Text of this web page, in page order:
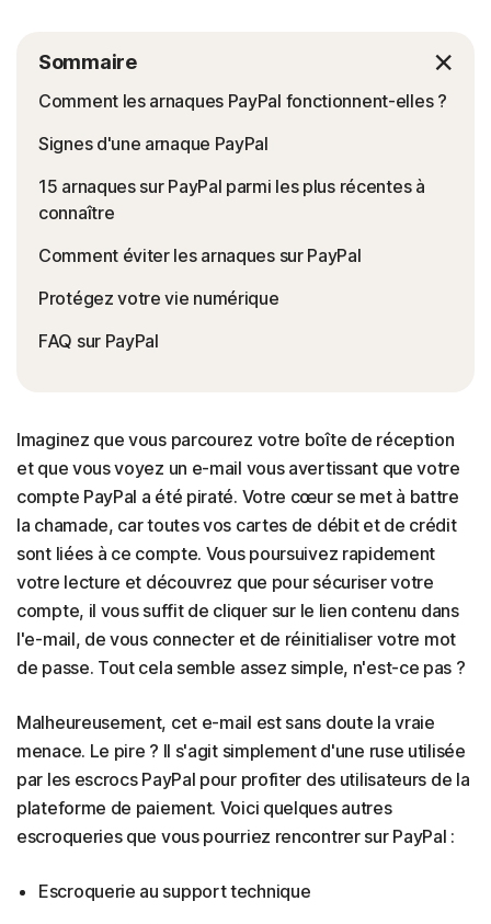
Sommaire
Comment les arnaques PayPal fonctionnent-elles ?
Signes d'une arnaque PayPal
15 arnaques sur PayPal parmi les plus récentes à
connaître
Comment éviter les arnaques sur PayPal
Protégez votre vie numérique
FAQ sur PayPal
Imaginez que vous parcourez votre boîte de réception
et que vous voyez un e-mail vous avertissant que votre
compte PayPal a été piraté. Votre cœur se met à battre
la chamade, car toutes vos cartes de débit et de crédit
sont liées à ce compte. Vous poursuivez rapidement
votre lecture et découvrez que pour sécuriser votre
compte, il vous suffit de cliquer sur le lien contenu dans
l'e-mail, de vous connecter et de réinitialiser votre mot
de passe. Tout cela semble assez simple, n'est-ce pas ?
Malheureusement, cet e-mail est sans doute la vraie
menace. Le pire ? Il s'agit simplement d'une ruse utilisée
par les escrocs PayPal pour profiter des utilisateurs de la
plateforme de paiement. Voici quelques autres
escroqueries que vous pourriez rencontrer sur PayPal :
Escroquerie au support technique